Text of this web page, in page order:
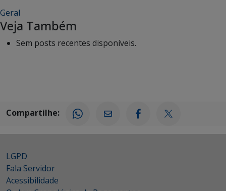
Geral
Veja Também
Sem posts recentes disponíveis.
Compartilhe:
LGPD
Fala Servidor
Acessibilidade